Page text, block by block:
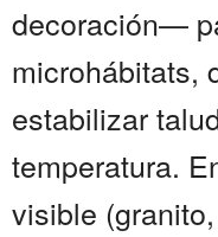
decoración—
microhábitats,
estabilizar
temperatura.
visible